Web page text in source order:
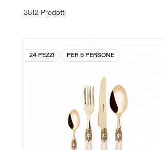
3812 Prodotti
24 PEZZI PER 6 PERSONE